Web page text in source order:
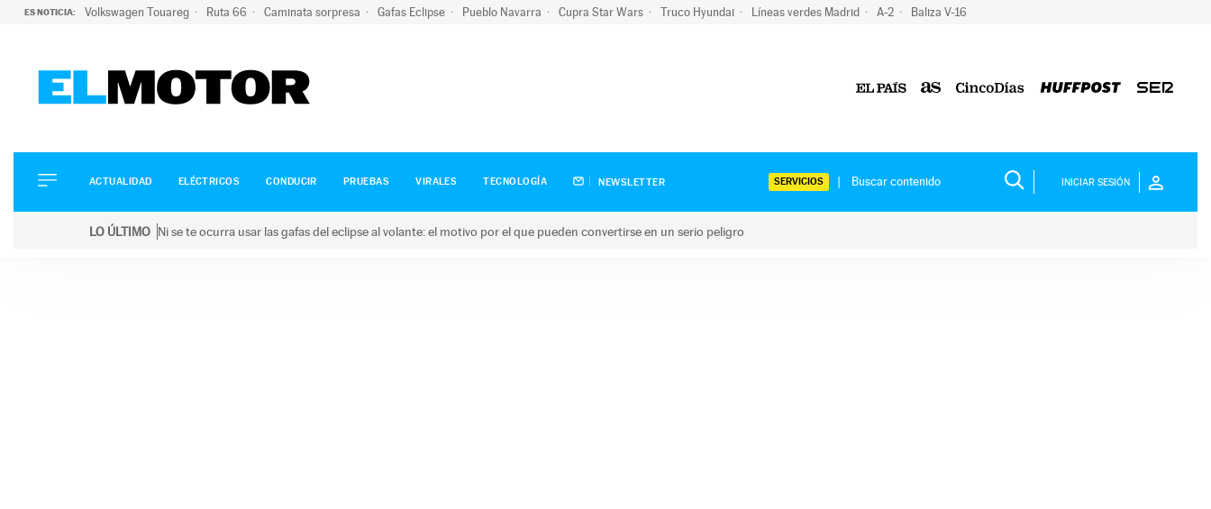
ES NOTICIA: Volkswagen Touareg Ruta 66 Caminata sorpresa Gafas Eclipse Pueblo Navarra Cupra Star Wars Truco Hyundai Líneas verdes Madrid A-2 Baliza V-16
ELÉCTRICOS
CONDUCIR
ACTUALIDAD ELÉCTRICOS CONDUCIR PRUEBAS VIRALES TECNOLOGÍA NEWSLETTER SERVICIOS INICIAR SESIÓN
LO ÚLTIMO Ni se te ocurra usar las gafas del eclipse al volante: el motivo por el que pueden convertirse en un serio peligro